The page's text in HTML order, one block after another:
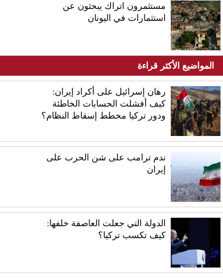
مستثمرون اتراك يبحثون عن
استثمارات في اليونان
المواضيع الأكثر قراءة
رهان إسرائيل على أكراد إيران:
كيف أفشلت الحسابات الخاطئة
ودور تركيا مخطط إسقاط النظام؟
ندم ترامب على شن الحرب على
إيران
الدولة التي جعلت العاصفة خلفها:
كيف تكسب تركيا؟